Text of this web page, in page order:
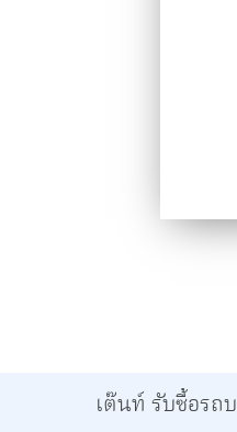
เต๊นท์ รับซื้อรถ